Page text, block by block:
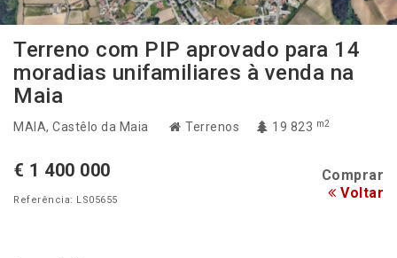
Terreno com PIP aprovado para 14
moradias unifamiliares à venda na
Maia
MAIA, Castêlo da Maia Terrenos 19 823 m2
€ 1 400 000 Comprar
Referência: LS05655 Voltar